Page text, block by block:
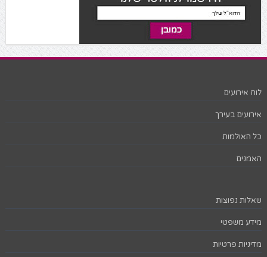
לוח אירועים
אירועים בעירך
כל האולמות
האמנים
שאלות נפוצות
מידע משפטי
מדיניות פרטיות